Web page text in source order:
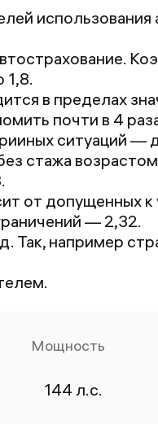
отказ. Правда
'каско 400тыс
руб' за 1080
рублей, но это
не страшно,
страховка
сделалась.
Пришла на
минут вместе с
что полис
базам
пробивается.
использования
1,8.
в пределах
почти в 4
ситуаций —
стажа
от допущенных
— 2,32.
Так, например
Мощность
144 л.с.